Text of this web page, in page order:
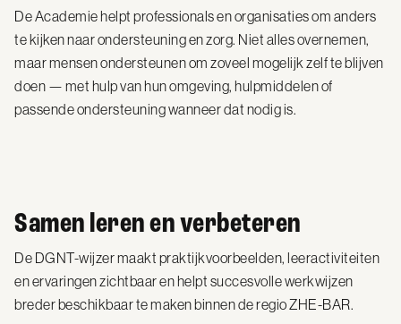
De Academie helpt professionals en organisaties om anders
te kijken naar ondersteuning en zorg. Niet alles overnemen,
maar mensen ondersteunen om zoveel mogelijk zelf te blijven
doen — met hulp van hun omgeving, hulpmiddelen of
passende ondersteuning wanneer dat nodig is.
Samen leren en verbeteren
De DGNT-wijzer maakt praktijkvoorbeelden, leeractiviteiten
en ervaringen zichtbaar en helpt succesvolle werkwijzen
breder beschikbaar te maken binnen de regio ZHE-BAR.